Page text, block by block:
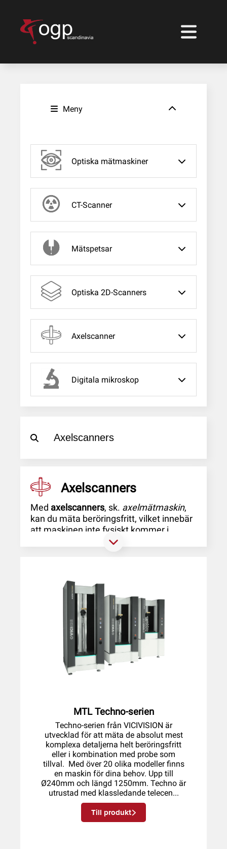
Meny
Optiska mätmaskiner
CT-Scanner
Mätspetsar
Optiska 2D-Scanners
Axelscanner
Digitala mikroskop
Axelscanners
Med axelscanners, sk. axelmätmaskin,
kan du mäta beröringsfritt, vilket innebär
att maskinen inte fysiskt kommer i
kontakt med detaljen under mätningen. I
använda en axelscanner kan du mäta
både svarvade och slipade detaljer.
Våra axelscannrar från Vicivision
används för att mäta det absolut mest
komplexa detaljerna helt beröringsfritt.
Genom att använda en axelscanner kan
du ersätta dina traditionella
mätinstrument, som mikrometrar,
vara beroende av operatörer, eftersom
mätningen sker helt oberoende.
Dessutom kan du med våra tillhörande
mätprogram spara resultaten snabbt och
enkelt. Du kan exportera statistik med
exempelvis grafer och flera olika typer av
rapporter. Mäta flera olika geometriska
egenskaper som diametrar, längder,
vinklar, gängor, kast, rundhet, cylindricitet
och mycket mer på nolltid!
MTL Techno-serien
Techno-serien från VICIVISION är
utvecklad för att mäta de absolut mest
komplexa detaljerna helt beröringsfritt
eller i kombination med probe som
tillval. Med över 20 olika modeller finns
en maskin för dina behov. Upp till
Ø240mm och längd 1250mm. Techno är
utrustad med klassledande telecen...
Till produkt